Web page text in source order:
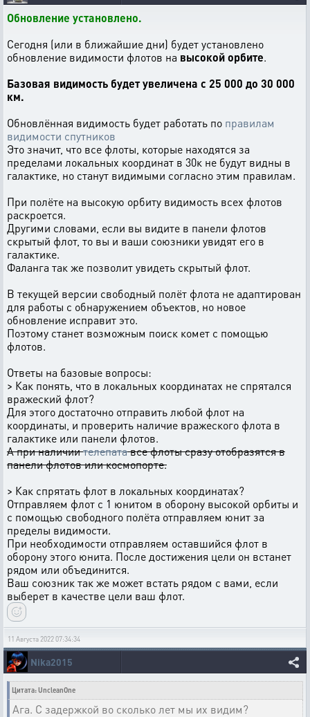
Обновление установлено.
Сегодня (или в ближайшие дни) будет установлено
обновление видимости флотов на высокой орбите.
Базовая видимость будет увеличена с 25 000 до 30 000
км.
Обновлённая видимость будет работать по правилам
видимости спутников
Это значит, что все флоты, которые находятся за
пределами локальных координат в 30к не будут видны в
галактике, но станут видимыми согласно этим правилам.
При полёте на высокую орбиту видимость всех флотов
раскроется.
Другими словами, если вы видите в панели флотов
скрытый флот, то вы и ваши союзники увидят его в
галактике.
Фаланга так же позволит увидеть скрытый флот.
В текущей версии свободный полёт флота не адаптирован
для работы с обнаружением объектов, но новое
обновление исправит это.
Поэтому станет возможным поиск комет с помощью
флотов.
Ответы на базовые вопросы:
> Как понять, что в локальных координатах не спрятался
вражеский флот?
Для этого достаточно отправить любой флот на
координаты, и проверить наличие вражеского флота в
галактике или панели флотов.
А при наличиителепатавсе флоты сразу отобразятся в
панели флотов или космопорте.
> Как спрятать флот в локальных координатах?
Отправляем флот с 1 юнитом в оборону высокой орбиты и
с помощью свободного полёта отправляем юнит за
пределы видимости.
При необходимости отправляем оставшийся флот в
оборону этого юнита. После достижения цели он встанет
рядом или объединится.
Ваш союзник так же может встать рядом с вами, если
выберет в качестве цели ваш флот.
11 Августа 2022 07:34:34
Nika2015
Цитата: UncleanOne
Ага. С задержкой во сколько лет мы их видим?